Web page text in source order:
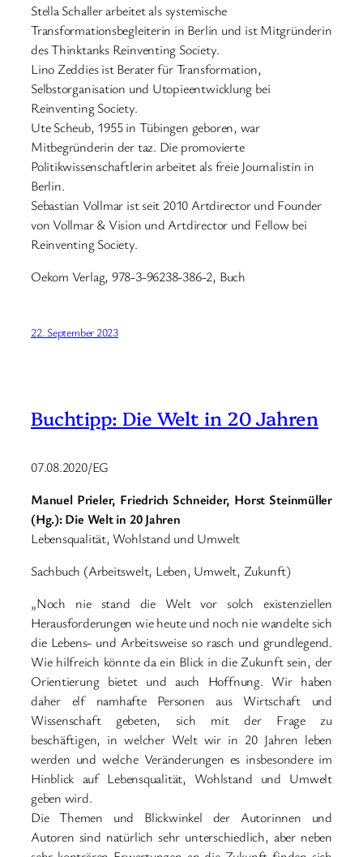
Stella Schaller arbeitet als systemische
Transformationsbegleiterin in Berlin und ist Mitgründerin
des Thinktanks Reinventing Society.
Lino Zeddies ist Berater für Transformation,
Selbstorganisation und Utopieentwicklung bei
Reinventing Society.
Ute Scheub, 1955 in Tübingen geboren, war
Mitbegründerin der taz. Die promovierte
Politikwissenschaftlerin arbeitet als freie Journalistin in
Berlin.
Sebastian Vollmar ist seit 2010 Artdirector und Founder
von Vollmar & Vision und Artdirector und Fellow bei
Reinventing Society.
Oekom Verlag, 978-3-96238-386-2, Buch
22. September 2023
Buchtipp: Die Welt in 20 Jahren
07.08.2020/EG
Manuel Prieler, Friedrich Schneider, Horst Steinmüller
(Hg.): Die Welt in 20 Jahren
Lebensqualität, Wohlstand und Umwelt
Sachbuch (Arbeitswelt, Leben, Umwelt, Zukunft)
„Noch nie stand die Welt vor solch existenziellen
Herausforderungen wie heute und noch nie wandelte sich
die Lebens- und Arbeitsweise so rasch und grundlegend.
Wie hilfreich könnte da ein Blick in die Zukunft sein, der
Orientierung bietet und auch Hoffnung. Wir haben
daher elf namhafte Personen aus Wirtschaft und
Wissenschaft gebeten, sich mit der Frage zu
beschäftigen, in welcher Welt wir in 20 Jahren leben
werden und welche Veränderungen es insbesondere im
Hinblick auf Lebensqualität, Wohlstand und Umwelt
geben wird.
Die Themen und Blickwinkel der Autorinnen und
Autoren sind natürlich sehr unterschiedlich, aber neben